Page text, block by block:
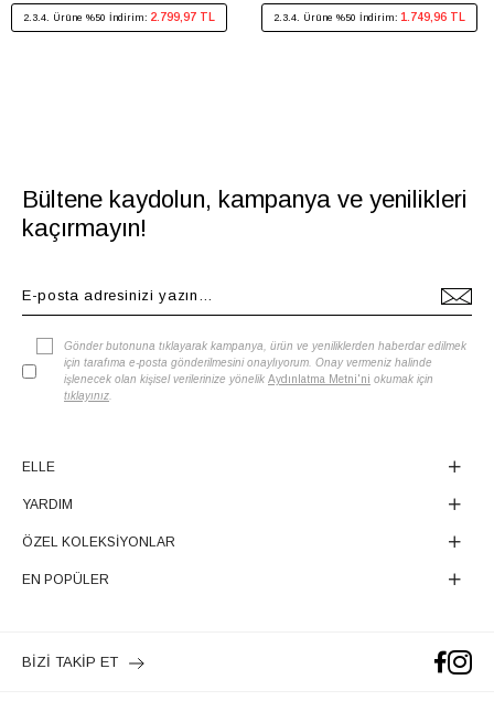
2.3.4. Ürüne %50 İndirim: 2.799,97 TL 2.3.4. Ürüne %50 İndirim: 1.749,96 TL
Bültene kaydolun, kampanya ve yenilikleri
kaçırmayın!
Gönder butonuna tıklayarak kampanya, ürün ve yeniliklerden haberdar edilmek
için tarafıma e-posta gönderilmesini onaylıyorum. Onay vermeniz halinde
işlenecek olan kişisel verilerinize yönelik Aydınlatma Metni'ni okumak için
tıklayınız
ELLE
YARDIM
ÖZEL KOLEKSİYONLAR
EN POPÜLER
BİZİ TAKİP ET